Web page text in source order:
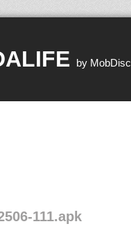
by MobDisc
111.apk